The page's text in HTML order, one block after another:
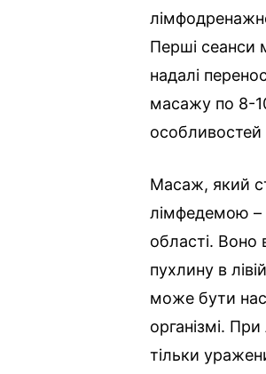
Перші сеанси
надалі
масажу по 8-
особливостей
Масаж, який
лімфедемою –
області. Воно
пухлину в
може бути
організмі.
тільки